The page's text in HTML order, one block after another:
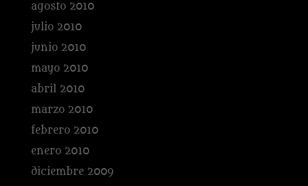
agosto 2010
julio 2010
junio 2010
mayo 2010
abril 2010
marzo 2010
febrero 2010
enero 2010
diciembre 2009